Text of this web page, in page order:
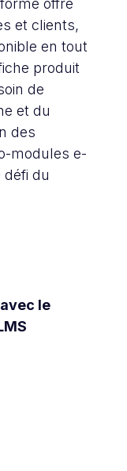
offre
et clients,
en tout
produit
de
et du
des
modules e-
du
le